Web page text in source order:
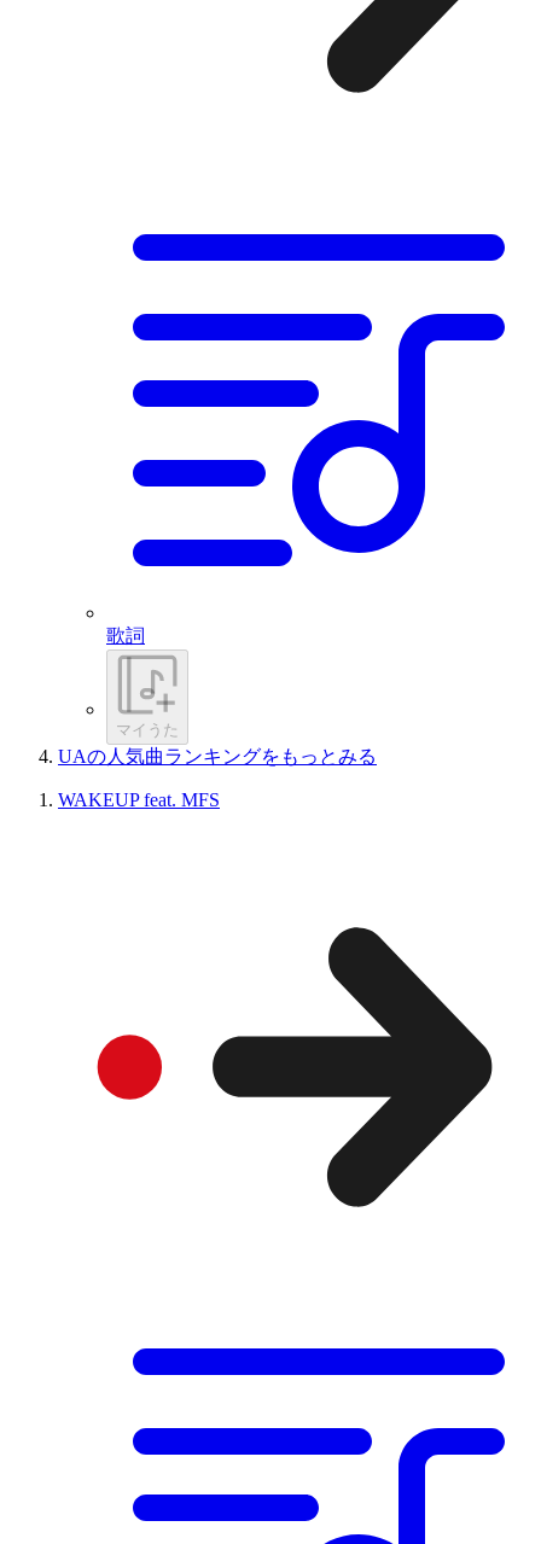
歌詞
マイうた
UAの人気曲ランキングをもっとみる
WAKEUP feat. MFS